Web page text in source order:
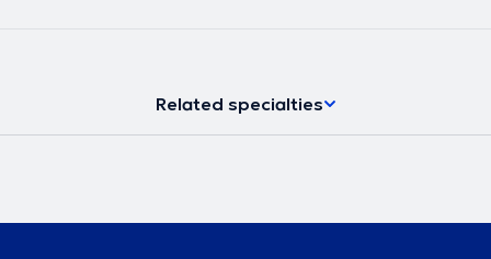
Related specialties